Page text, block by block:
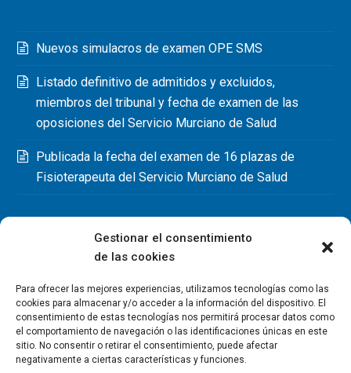
Gestionar el consentimiento
de las cookies
Para ofrecer las mejores experiencias, utilizamos tecnologías como las
cookies para almacenar y/o acceder a la información del dispositivo. El
consentimiento de estas tecnologías nos permitirá procesar datos como
el comportamiento de navegación o las identificaciones únicas en este
sitio. No consentir o retirar el consentimiento, puede afectar
negativamente a ciertas características y funciones.
Nuevos simulacros de examen OPE SMS
Listado definitivo de admitidos y excluidos,
miembros del tribunal y fecha de examen de las
oposiciones del Servicio Murciano de Salud
Publicada la fecha del examen de 16 plazas de
Fisioterapeuta del Servicio Murciano de Salud